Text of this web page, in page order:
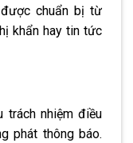
chuẩn bị từ
khẩn hay tin tức
trách nhiệm điều
phát thông báo.